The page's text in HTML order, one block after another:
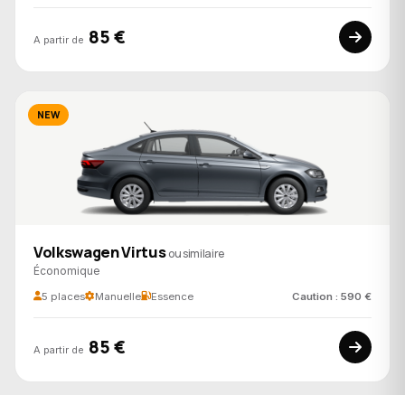
A partir de 85 €
NEW
Volkswagen Virtusou similaire
Économique
5 places Manuelle Essence Caution : 590 €
A partir de 85 €